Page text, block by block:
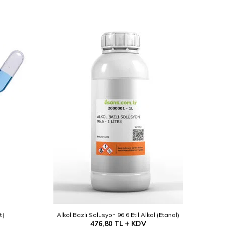
Alkol Bazlı Solusyon 96.6 Etil Alkol (Etanol)
476,80TL KDV